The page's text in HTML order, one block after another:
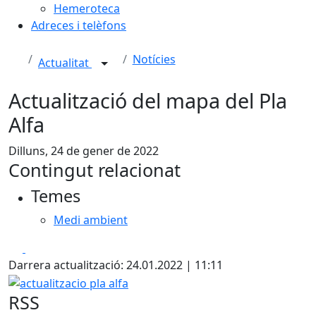
Hemeroteca
Adreces i telèfons
Actualitat Notícies
Actualització del mapa del Pla
Alfa
Dilluns, 24 de gener de 2022
Contingut relacionat
Temes
Medi ambient
Darrera actualització: 24.01.2022 | 11:11
actualitzacio pla alfa
RSS